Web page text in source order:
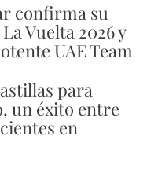
confirma su
Vuelta 2026 y
UAE Team
para
un éxito entre
en